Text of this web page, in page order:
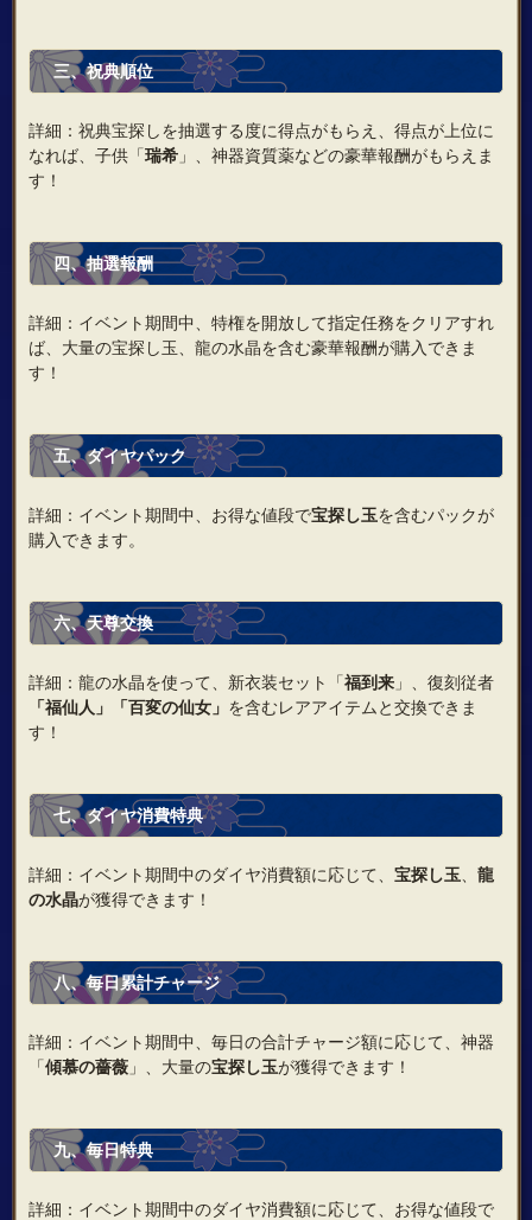
三、祝典順位
詳細：祝典宝探しを抽選する度に得点がもらえ、得点が上位に
なれば、子供「瑞希」、神器資質薬などの豪華報酬がもらえま
す！
四、抽選報酬
詳細：イベント期間中、特権を開放して指定任務をクリアすれ
ば、大量の宝探し玉、龍の水晶を含む豪華報酬が購入できま
す！
五、ダイヤパック
詳細：イベント期間中、お得な値段で宝探し玉を含むパックが
購入できます。
六、天尊交換
詳細：龍の水晶を使って、新衣装セット「福到来」、復刻従者
「福仙人」「百変の仙女」 を含むレアアイテムと交換できま
す！
七、ダイヤ消費特典
詳細：イベント期間中のダイヤ消費額に応じて、 宝探し玉、 龍
の水晶が獲得できます！
八、毎日累計チャージ
詳細：イベント期間中、毎日の合計チャージ額に応じて、神器
「傾慕の薔薇」、大量の宝探し玉が獲得できます！
九、毎日特典
詳細：イベント期間中のダイヤ消費額に応じて、お得な値段で